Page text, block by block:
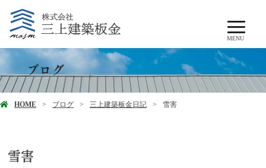
MENU
ブログ
HOME ブログ 三上建築板金日記 雪害
雪害